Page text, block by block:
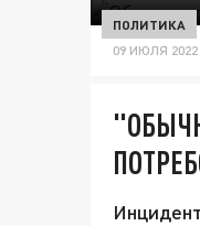
ПОЛИТИКА
09 ИЮЛЯ 2022